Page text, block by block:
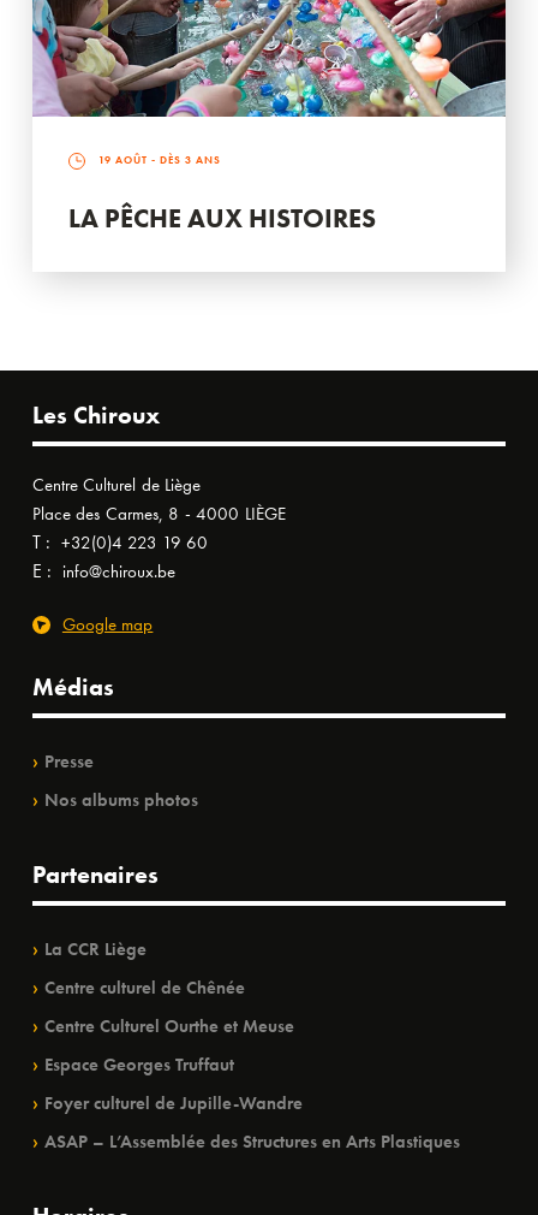
19 AOÛT - DÈS 3 ANS
LA PÊCHE AUX HISTOIRES
Les Chiroux
Centre Culturel de Liège
Place des Carmes, 8 - 4000 LIÈGE
T : +32(0)4 223 19 60
E : info@chiroux.be
Google map
Médias
Presse
Nos albums photos
Partenaires
La CCR Liège
Centre culturel de Chênée
Centre Culturel Ourthe et Meuse
Espace Georges Truffaut
Foyer culturel de Jupille-Wandre
ASAP – L’Assemblée des Structures en Arts Plastiques